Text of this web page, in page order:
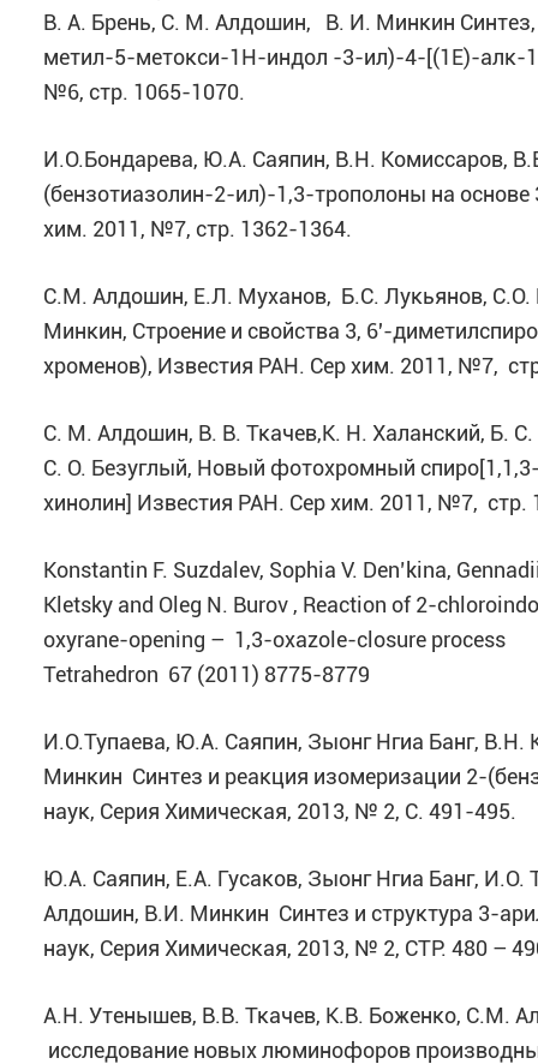
В. А. Брень, С. М. Алдошин, В. И. Минкин
метил-5-метокси-1H-индол -3-ил)-4-[(1E)-алк-
№6, стр. 1065-1070.
И.О.Бондарева, Ю.А. Саяпин, В.Н. Комиссаров,
(бензотиазолин-2-ил)-1,3-трополоны на
хим. 2011, №7, стр. 1362-1364.
С.М. Алдошин, Е.Л. Муханов, Б.С. Лукьянов,
Минкин, Строение и свойства 3, 6′-
хроменов), Известия РАН. Сер хим. 2011, №7,
С. М. Алдошин, В. В. Ткачев,К. Н. Халанский, Б.
С. О. Безуглый, Новый фотохромный
хинолин] Известия РАН. Сер хим. 2011, №7, стр.
Konstantin F. Suzdalev, Sophia V. Den’kina,
Kletsky and Oleg N. Burov , Reaction of 2-
oxyrane-opening –
Tetrahedron 67 (2011) 8775-8779
И.О.Тупаева, Ю.А. Саяпин, Зыонг Нгиа Банг,
Минкин Синтез и реакция изомеризации 2-
наук, Серия Химическая,
Ю.А. Саяпин, Е.А. Гусаков, Зыонг Нгиа Банг,
Алдошин, В.И. Минкин Cинтез и структура 3-
наук, Серия Химическая, 2013, № 2, СТР. 480
А.Н. Утенышев, В.В. Ткачев, К.В. Боженко, С.М.
исследование новых люминофоров